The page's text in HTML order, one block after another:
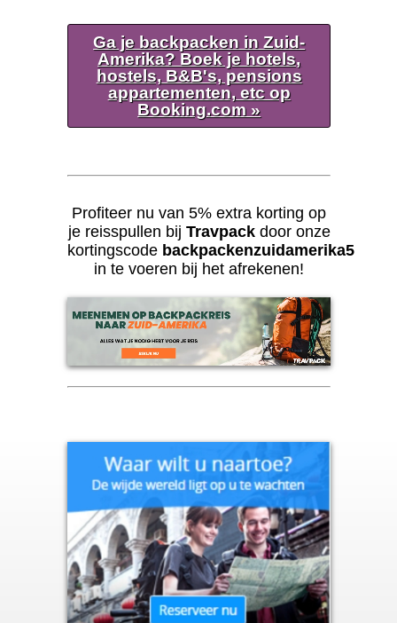
Ga je backpacken in Zuid-
Amerika? Boek je hotels,
hostels, B&B's, pensions
appartementen, etc op
Booking.com »
Profiteer nu van 5% extra korting op
je reisspullen bij Travpackdoor onze
kortingscode backpackenzuidamerika5
in te voeren bij het afrekenen!